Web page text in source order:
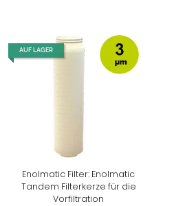
AUF LAGER
Enolmatic Filter: Enolmatic
Tandem Filterkerze für die
Vorfiltration